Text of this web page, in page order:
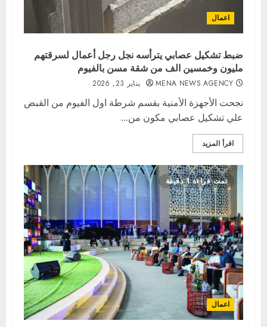
اعمال
ضبط تشكيل عصابي يترأسه نجل رجل أعمال لسرقتهم
مليون وخمسين الف من شقة مسن بالفيوم
MENA NEWS AGENCY يناير 23, 2026
نجحت الأجهزة الأمنية بقسم شرطة اول الفيوم من القبض
علي تشكيل عصابي مكون من...
اقرأ المزيد
تمت قراءة 1 دقيقة
اعمال